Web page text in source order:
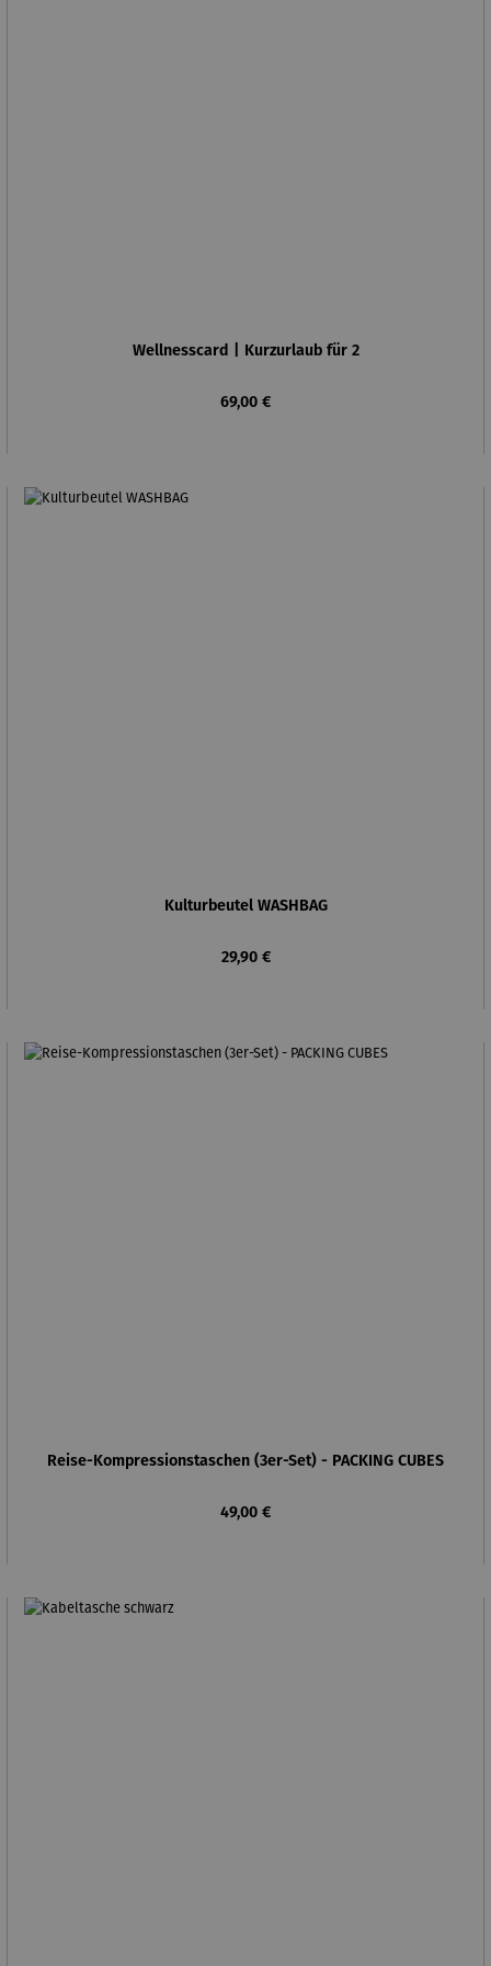
Wellnesscard | Kurzurlaub für 2
Regulärer Preis:
69,00 €
Kulturbeutel WASHBAG
Regulärer Preis:
29,90 €
Reise-Kompressionstaschen (3er-Set) - PACKING CUBES
Regulärer Preis:
49,00 €